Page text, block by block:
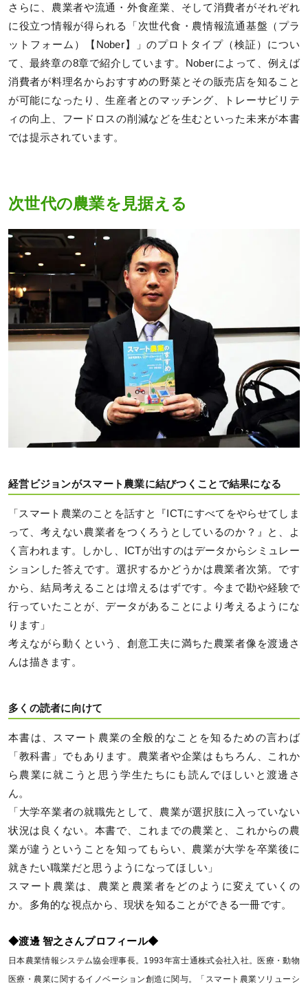
さらに、農業者や流通・外食産業、そして消費者がそれぞれ
に役立つ情報が得られる「次世代食・農情報流通基盤（プラ
ットフォーム）【Nober】」のプロトタイプ（検証）につい
て、最終章の8章で紹介しています。Noberによって、例えば
消費者が料理名からおすすめの野菜とその販売店を知ること
が可能になったり、生産者とのマッチング、トレーサビリテ
ィの向上、フードロスの削減などを生むといった未来が本書
では提示されています。
次世代の農業を見据える
経営ビジョンがスマート農業に結びつくことで結果になる
「スマート農業のことを話すと『ICTにすべてをやらせてしま
って、考えない農業者をつくろうとしているのか？』と、よ
く言われます。しかし、ICTが出すのはデータからシミュレー
ションした答えです。選択するかどうかは農業者次第。です
から、結局考えることは増えるはずです。今まで勘や経験で
行っていたことが、データがあることにより考えるようにな
ります」
考えながら動くという、創意工夫に満ちた農業者像を渡邊さ
んは描きます。
多くの読者に向けて
本書は、スマート農業の全般的なことを知るための言わば
「教科書」でもあります。農業者や企業はもちろん、これか
ら農業に就こうと思う学生たちにも読んでほしいと渡邊さ
ん。
「大学卒業者の就職先として、農業が選択肢に入っていない
状況は良くない。本書で、これまでの農業と、これからの農
業が違うということを知ってもらい、農業が大学を卒業後に
就きたい職業だと思うようになってほしい」
スマート農業は、農業と農業者をどのように変えていくの
か。多角的な視点から、現状を知ることができる一冊です。
◆渡邊 智之さんプロフィール◆
日本農業情報システム協会理事長。1993年富士通株式会社入社。医療・動物
医療・農業に関するイノベーション創造に関与。「スマート農業ソリューシ